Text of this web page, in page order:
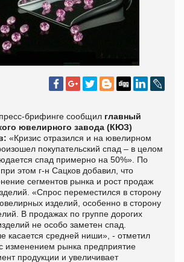
брифинге сообщил главный
ювелирного завода (КЮЗ)
«Кризис отразился и на ювелирном
покупательский спад – в целом
спад примерно на 50%». По
этом г-н Сацков добавил, что
сегментов рынка и рост продаж
«Спрос переместился в сторону
изделий, особенно в сторону
В продажах по группе дорогих
не особо заметен спад.
касается средней ниши», - отметил
изменением рынка предприятие
продукции и увеличивает